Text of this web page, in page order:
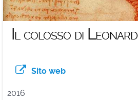
Il colosso di
Sito web
2016